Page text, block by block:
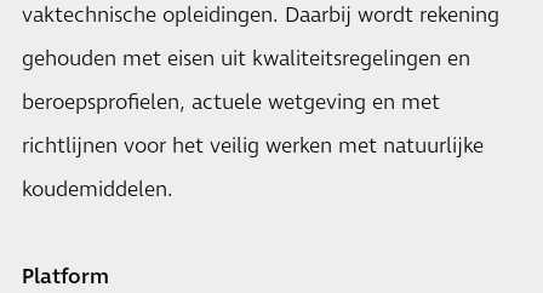
vaktechnische opleidingen. Daarbij wordt rekening
gehouden met eisen uit kwaliteitsregelingen en
beroepsprofielen, actuele wetgeving en met
richtlijnen voor het veilig werken met natuurlijke
koudemiddelen.
Platform